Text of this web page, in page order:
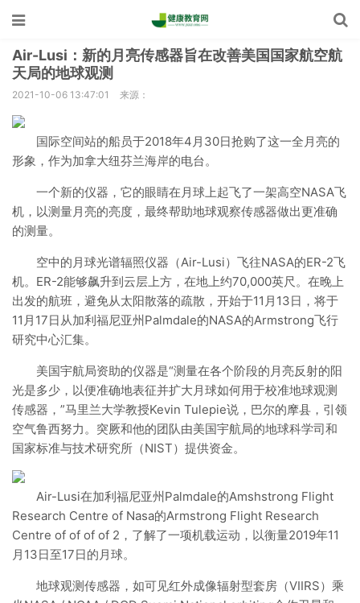
Air-Lusi：新的月亮传感器旨在改善美国国家航空航
天局的地球观测
2021-10-06 13:47:01 来源：
国际空间站的船员于2018年4月30日抢购了这一全月亮的
形象，作为加拿大纽芬兰海岸的电台。
一个新的仪器，它的眼睛在月球上起飞了一架高空NASA飞
机，以测量月亮的亮度，最终帮助地球观察传感器做出更准确
的测量。
空中的月球光谱辐照仪器（Air-Lusi）飞往NASA的ER-2飞
机。ER-2能够飙升到云层上方，在地上约70,000英尺。在晚上
出发的航班，避免从太阳散落的疏散，开始于11月13日，将于
11月17日从加利福尼亚州Palmdale的NASA的Armstrong飞行
研究中心汇集。
美国宇航局资助的仪器是“测量在各个阶段的月亮反射的阳
光是多少，以便准确地表征并扩大月球如何用于校准地球观测
传感器，”马里兰大学教授Kevin Tulepie说，巴尔的摩县，引领
空气鲁西努力。突厥和他的团队由美国宇航局的地球科学司和
国家标准与技术研究所（NIST）提供资金。
Air-Lusi在加利福尼亚州Palmdale的Amshstrong Flight
Research Centre of Nasa的Armstrong Flight Research
Centre of of of of 2，了解了一项机载运动，以衡量2019年11
月13日至17日的月球。
地球观测传感器，如可见红外成像辐射型套房（VIIRS）乘